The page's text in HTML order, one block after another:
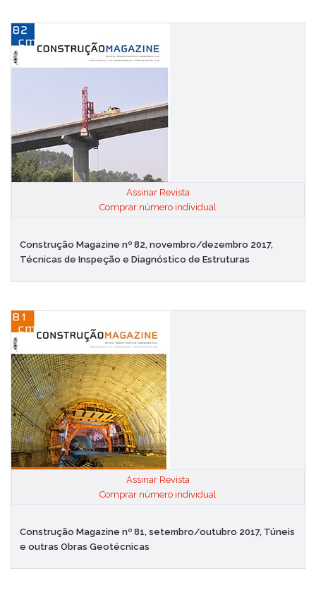
Assinar Revista
Comprar número individual
Construção Magazine nº 82, novembro/dezembro 2017,
Técnicas de Inspeção e Diagnóstico de Estruturas
Assinar Revista
Comprar número individual
Construção Magazine nº 81, setembro/outubro 2017, Túneis
e outras Obras Geotécnicas